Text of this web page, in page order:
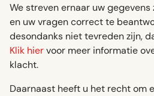
We streven ernaar uw
en uw vragen correct te
desondanks niet tevreden zijn,
Klik hiervoor meer informatie
klacht.
Daarnaast heeft u het recht om